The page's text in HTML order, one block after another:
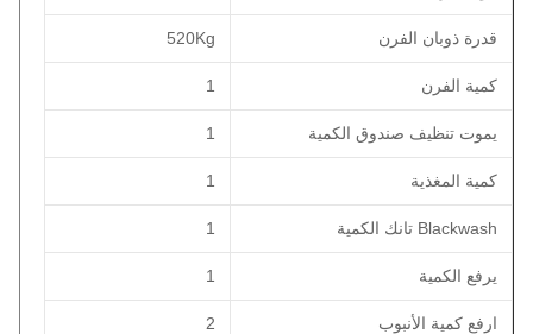
قدرة ذوبان الفرن 520Kg
كمية الفرن 1
يموت تنظيف صندوق الكمية 1
كمية المغذية 1
Blackwash تانك الكمية 1
يرفع الكمية 1
ارفع كمية الأنبوب 2